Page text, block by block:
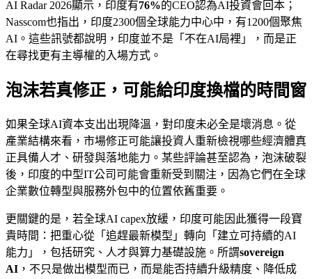
AI Radar 2026顯示，印度有76%的CEO認為AI投資會回本；
Nasscom也指出，印度2300個全球能力中心中，有1200個聚焦
AI。這些訊號都說明，印度並不是「不在AI局裡」，而是正
在尋找更有主導權的入場方式。
泡沫若真修正，可能給印度換檔的時間窗
如果全球AI資本支出出現降溫，對印度未必全是壞消息。從
產業結構來看，市場修正可能讓投資人重新檢視哪些經濟體真
正具備人才、研發與落地能力。某些評論甚至認為，泡沫破裂
後，印度的中型IT公司可能會重新受到關注，因為它們在全球
企業數位轉型與服務外包中的位置依舊重要。
更關鍵的是，若全球AI capex放緩，印度可能因此獲得一段寶
貴時間：把重心從「追趕最新模型」轉向「建立可持續的AI
能力」，包括研究、人才與算力基礎設施。所謂sovereign
AI ，不只是做出模型而已，而是能否持續升級精度、降低成